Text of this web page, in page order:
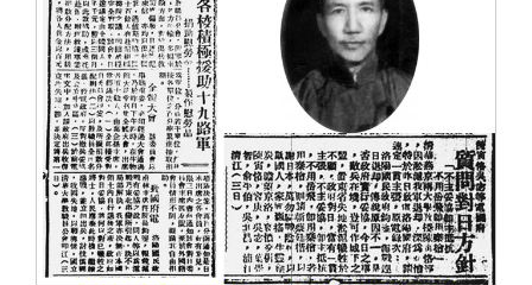
校友视界
校友服务
终身学习
校友总会